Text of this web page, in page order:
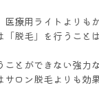
医療用ライトよりも
「脱毛」を行うこと
ことができない強力
サロン脱毛よりも効